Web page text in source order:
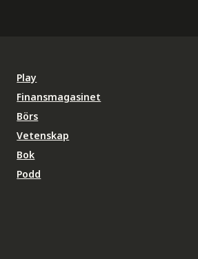
Play
Finansmagasinet
Börs
Vetenskap
Bok
Podd